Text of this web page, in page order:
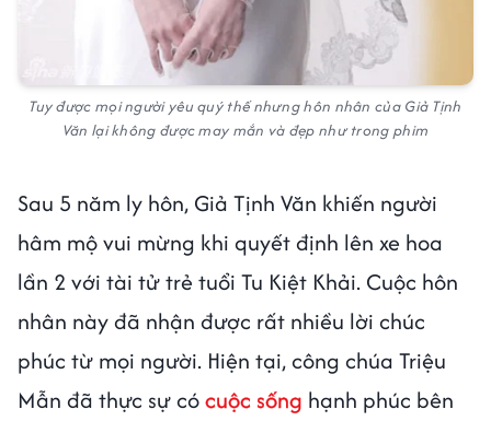
Tuy được mọi người yêu quý thế nhưng hôn nhân của Giả Tịnh
Văn lại không được may mắn và đẹp như trong phim
Sau 5 năm ly hôn, Giả Tịnh Văn khiến người
hâm mộ vui mừng khi quyết định lên xe hoa
lần 2 với tài tử trẻ tuổi Tu Kiệt Khải. Cuộc hôn
nhân này đã nhận được rất nhiều lời chúc
phúc từ mọi người. Hiện tại, công chúa Triệu
Mẫn đã thực sự cócuộc sống hạnh phúc bên